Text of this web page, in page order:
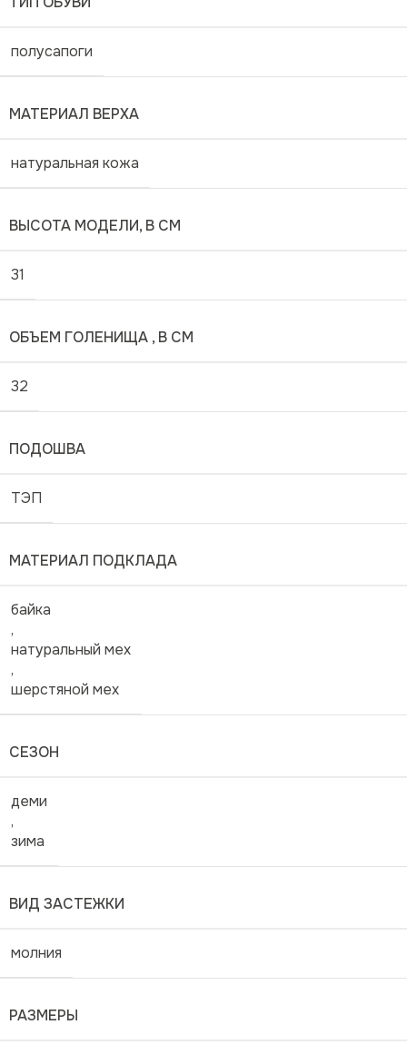
полусапоги
МАТЕРИАЛ ВЕРХА
натуральная кожа
ВЫСОТА МОДЕЛИ, В СМ
31
ОБЪЕМ ГОЛЕНИЩА , В СМ
32
ПОДОШВА
ТЭП
МАТЕРИАЛ ПОДКЛАДА
байка
,
натуральный мех
,
шерстяной мех
СЕЗОН
деми
,
зима
ВИД ЗАСТЕЖКИ
молния
РАЗМЕРЫ